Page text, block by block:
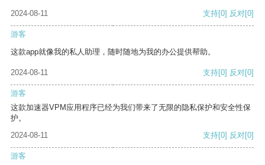
2024-08-11
支持[0] 反对[0]
游客
这款app就像我的私人助理，随时随地为我的办公提供帮助。
2024-08-11 支持[0] 反对[0]
游客
这款加速器VPM应用程序已经为我们带来了无限的隐私保护和安全性保
护。
2024-08-11
支持[0] 反对[0]
游客